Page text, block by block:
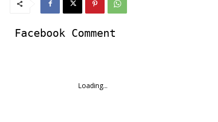
Facebook Comment
Loading...